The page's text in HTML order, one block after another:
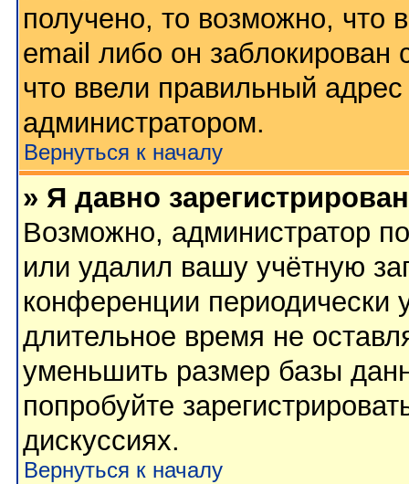
получено, то возможно, что
email либо он
что ввели правильный
администратором.
Вернуться к началу
» Я давно
Возможно, администратор
или удалил вашу учётную
конференции периодически
длительное время не
уменьшить размер базы
попробуйте
дискуссиях.
Вернуться к началу